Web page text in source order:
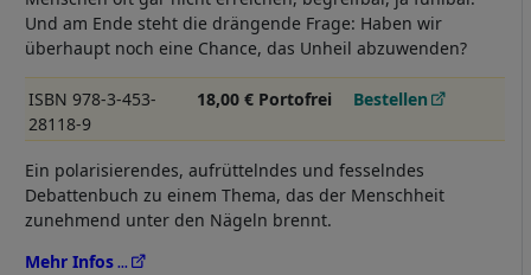
Und am Ende steht die drängende Frage: Haben wir
überhaupt noch eine Chance, das Unheil abzuwenden?
ISBN 978-3-453-
28118-9
18,00 € Portofrei Bestellen
Ein polarisierendes, aufrüttelndes und fesselndes
Debattenbuch zu einem Thema, das der Menschheit
zunehmend unter den Nägeln brennt.
Mehr Infos